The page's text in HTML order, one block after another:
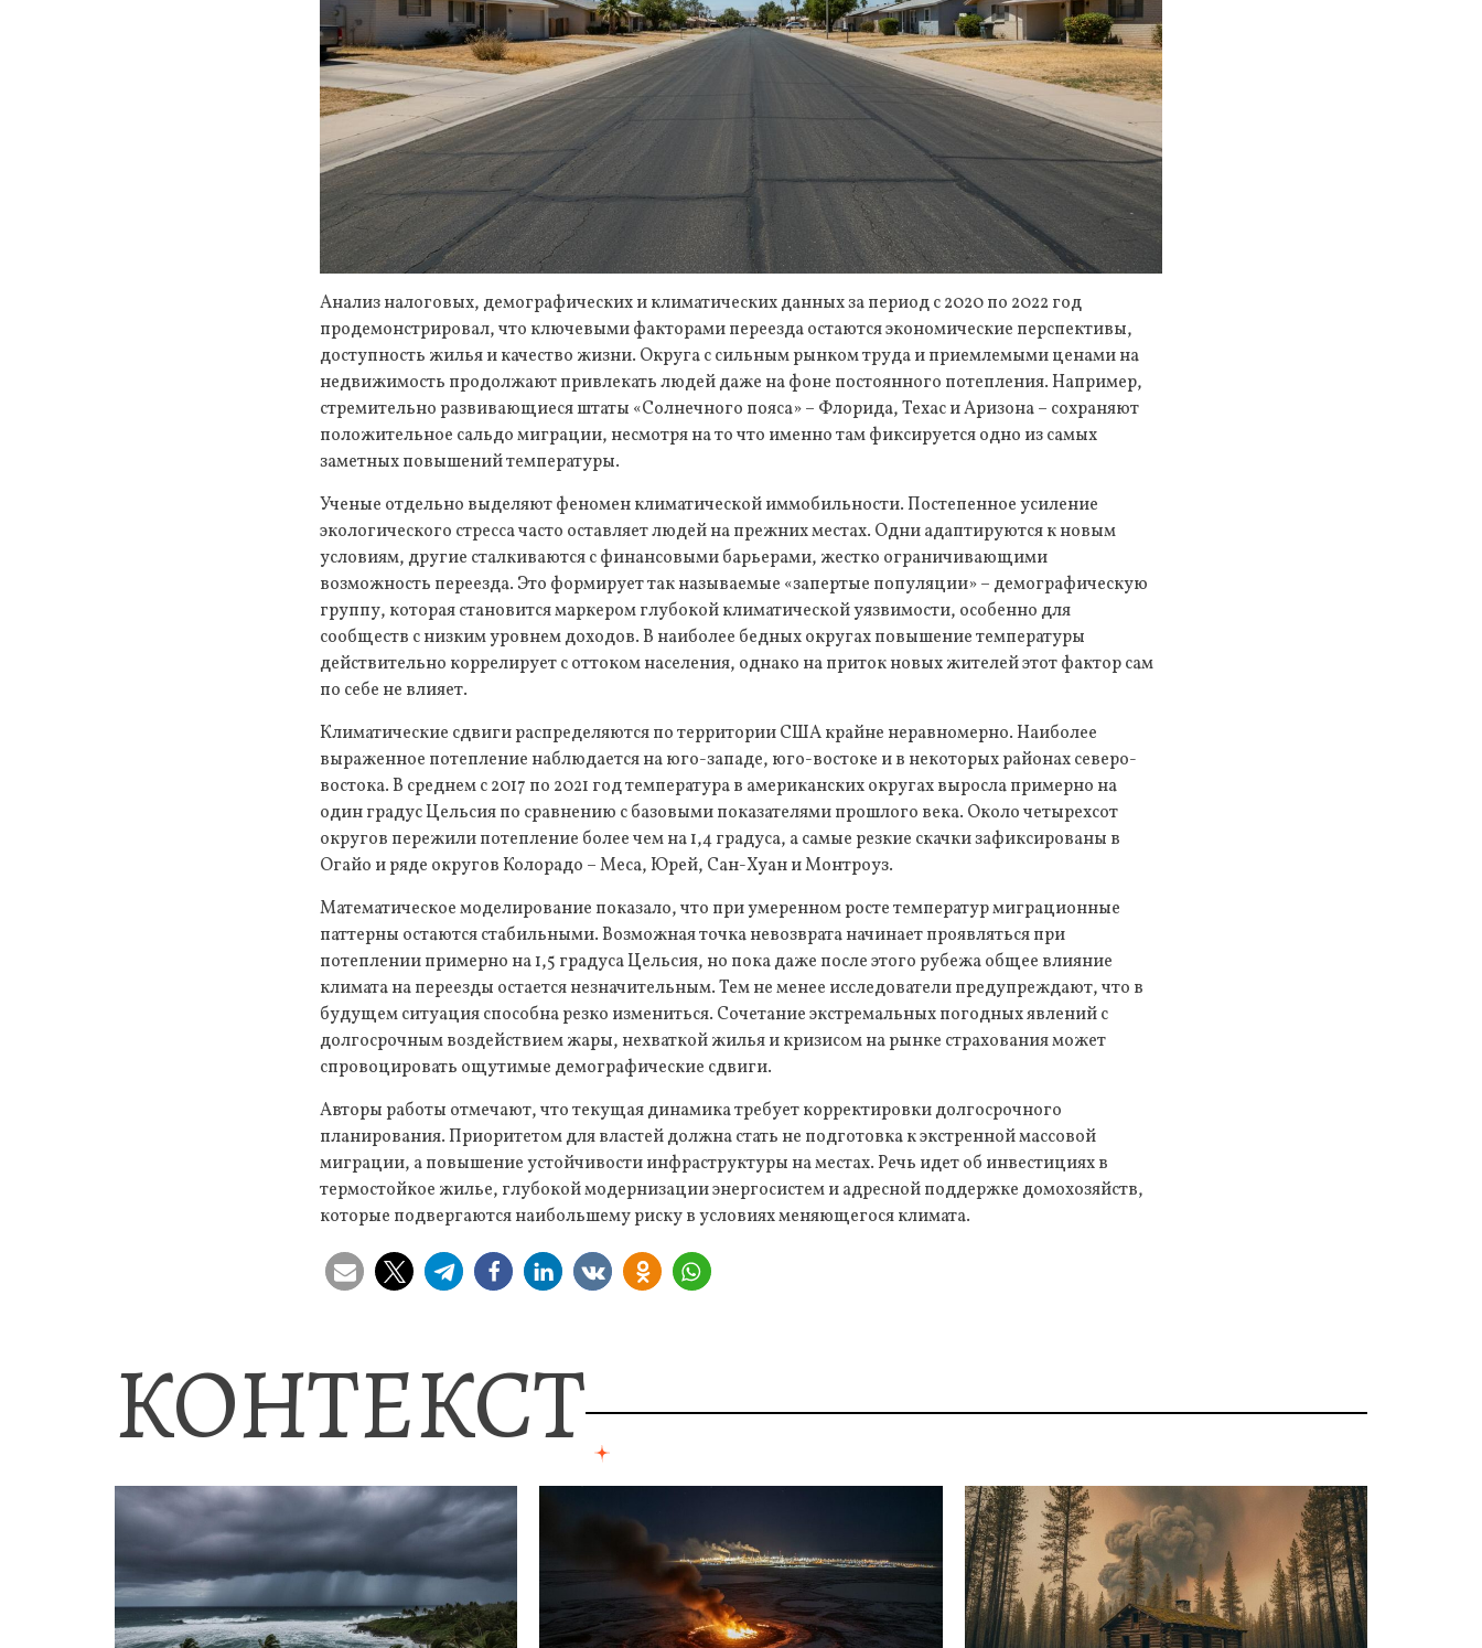
Анализ налоговых, демографических и климатических данных за период с 2020 по 2022 год
продемонстрировал, что ключевыми факторами переезда остаются экономические перспективы,
доступность жилья и качество жизни. Округа с сильным рынком труда и приемлемыми ценами на
недвижимость продолжают привлекать людей даже на фоне постоянного потепления. Например,
стремительно развивающиеся штаты «Солнечного пояса» – Флорида, Техас и Аризона – сохраняют
положительное сальдо миграции, несмотря на то что именно там фиксируется одно из самых
заметных повышений температуры.
Ученые отдельно выделяют феномен климатической иммобильности. Постепенное усиление
экологического стресса часто оставляет людей на прежних местах. Одни адаптируются к новым
условиям, другие сталкиваются с финансовыми барьерами, жестко ограничивающими
возможность переезда. Это формирует так называемые «запертые популяции» – демографическую
группу, которая становится маркером глубокой климатической уязвимости, особенно для
сообществ с низким уровнем доходов. В наиболее бедных округах повышение температуры
действительно коррелирует с оттоком населения, однако на приток новых жителей этот фактор сам
по себе не влияет.
Климатические сдвиги распределяются по территории США крайне неравномерно. Наиболее
выраженное потепление наблюдается на юго-западе, юго-востоке и в некоторых районах северо-
востока. В среднем с 2017 по 2021 год температура в американских округах выросла примерно на
один градус Цельсия по сравнению с базовыми показателями прошлого века. Около четырехсот
округов пережили потепление более чем на 1,4 градуса, а самые резкие скачки зафиксированы в
Огайо и ряде округов Колорадо – Меса, Юрей, Сан-Хуан и Монтроуз.
Математическое моделирование показало, что при умеренном росте температур миграционные
паттерны остаются стабильными. Возможная точка невозврата начинает проявляться при
потеплении примерно на 1,5 градуса Цельсия, но пока даже после этого рубежа общее влияние
климата на переезды остается незначительным. Тем не менее исследователи предупреждают, что в
будущем ситуация способна резко измениться. Сочетание экстремальных погодных явлений с
долгосрочным воздействием жары, нехваткой жилья и кризисом на рынке страхования может
спровоцировать ощутимые демографические сдвиги.
Авторы работы отмечают, что текущая динамика требует корректировки долгосрочного
планирования. Приоритетом для властей должна стать не подготовка к экстренной массовой
миграции, а повышение устойчивости инфраструктуры на местах. Речь идет об инвестициях в
термостойкое жилье, глубокой модернизации энергосистем и адресной поддержке домохозяйств,
которые подвергаются наибольшему риску в условиях меняющегося климата.
КОНТЕКСТ